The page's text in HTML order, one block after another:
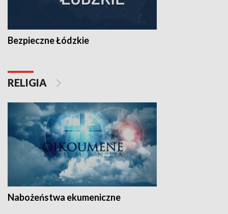
Bezpieczne Łódzkie
RELIGIA
Nabożeństwa ekumeniczne